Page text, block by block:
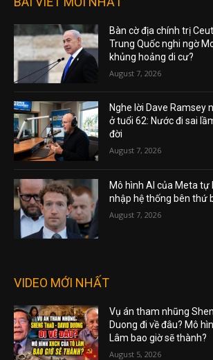
Bàn cờ địa chính trị
Trung Quốc nghi ngờ
khủng hoảng di cư?
August 7, 2026
Nghe lời Dave Ramsey
ở tuổi 62: Nước đi sai
đời
August 7, 2026
Mô hình AI của Meta tự
nhập hệ thống bên thứ
August 7, 2026
VIDEO MỚI NHẤT
Vụ án tham nhũng
Duong đi về đâu? Mô
Lâm bao giờ sẽ thành?
August 5, 2026